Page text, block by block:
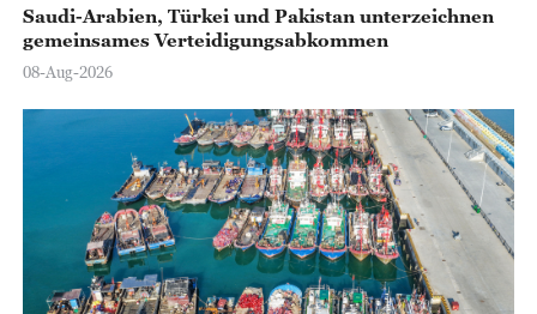
Saudi-Arabien, Türkei und Pakistan unterzeichnen
gemeinsames Verteidigungsabkommen
08-Aug-2026